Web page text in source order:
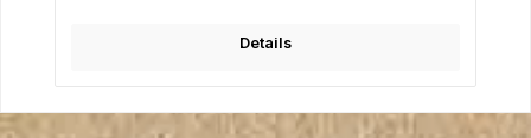
Details